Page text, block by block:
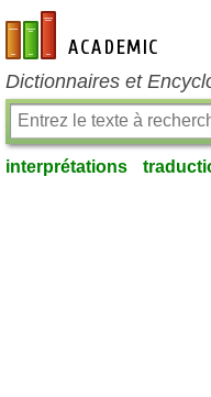
fr-academic.com
Dictionnaires et
interprétations